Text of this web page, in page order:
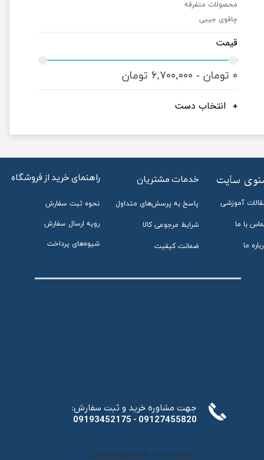
محصولات متفرقه
چاقوی جیبی
قیمت
۰ تومان - ۶,۷۰۰,۰۰۰ تومان
انتخاب دست
راهنمای خرید از فروشگاه
نحوه ثبت سفارش
رویه ارسال سفارش
شیوه‌های پرداخت
خدمات مشتریان
پاسخ به پرسش‌های متداول
شرایط مرجوعی کالا
ضمانت کیفیت
آموزشی
با ما
ما
:جهت مشاوره خرید و ثبت سفارش
​​​​​​​09193452175 - 09127455820
تماس با ما در شبکه های اجتماعی
سایت